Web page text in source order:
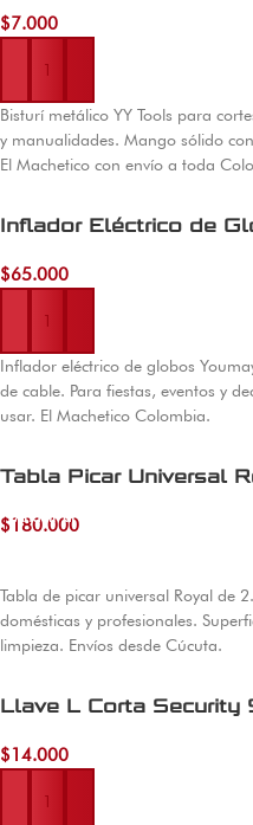
$7.000
Añadir al carrito
Bisturí metálico YY Tools para
y manualidades. Mango sólido
El Machetico con envío a toda
Inflador Eléctrico de
$65.000
Añadir al carrito
Inflador eléctrico de globos
de cable. Para fiestas, eventos y
usar. El Machetico Colombia.
Tabla Picar Universal
$180.000
Añadir al carrito
Tabla de picar universal Royal de
domésticas y profesionales.
limpieza. Envíos desde Cúcuta.
Llave L Corta Security
$14.000
Añadir al carrito